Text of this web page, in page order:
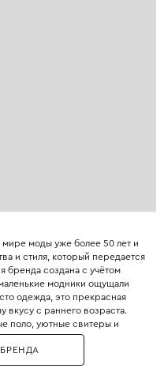
моды уже более 50 лет и
и стиля, который передается
бренда создана с учётом
модники ощущали
одежда, это прекрасная
вкусу с раннего возраста.
поло, уютные свитеры и
Boss продумана до
внешний вид, но и